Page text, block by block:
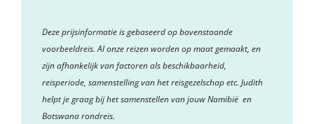
Deze prijsinformatie is gebaseerd op bovenstaande
voorbeeldreis. Al onze reizen worden op maat gemaakt, en
zijn afhankelijk van factoren als beschikbaarheid,
reisperiode, samenstelling van het reisgezelschap etc. Judith
helpt je graag bij het samenstellen van jouw Namibië en
Botswana rondreis.